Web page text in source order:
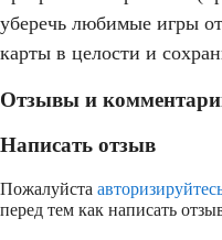
уберечь любимые игры
карты в целости и
Отзывы и
Написать отзыв
Пожалуйста
перед тем как написать